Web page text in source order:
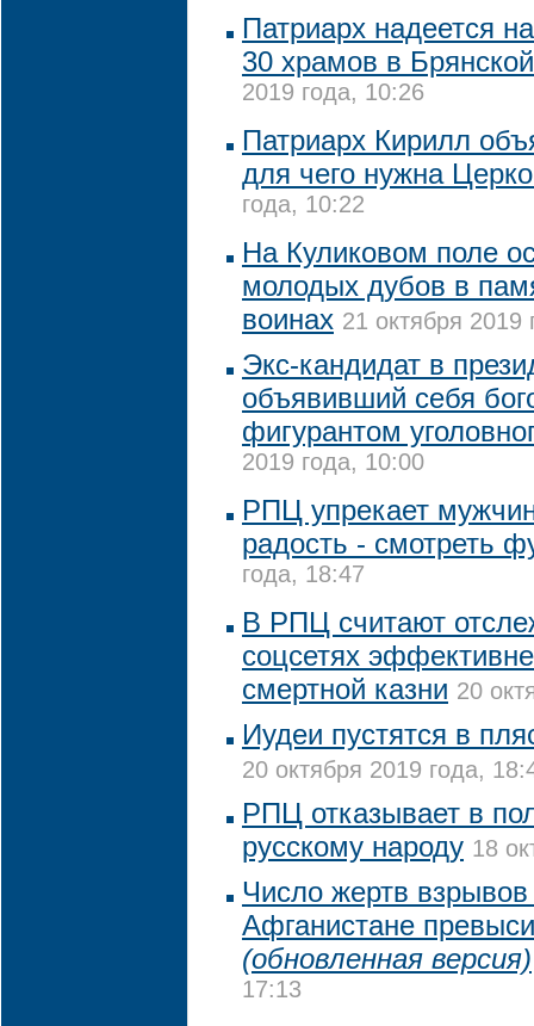
Патриарх надеется
30 храмов в
2019 года, 10:26
Патриарх Кирилл
для чего нужна
года, 10:22
На Куликовом поле
молодых дубов в
воинах 21 октября 2019
Экс-кандидат в
объявивший себя
фигурантом
2019 года, 10:00
РПЦ упрекает
радость - смотреть
года, 18:47
В РПЦ считают
соцсетях
смертной казни 20
Иудеи пустятся в
20 октября 2019 года,
РПЦ отказывает в
русскому народу 18
Число жертв
Афганистане
(обновленная версия)
17:13